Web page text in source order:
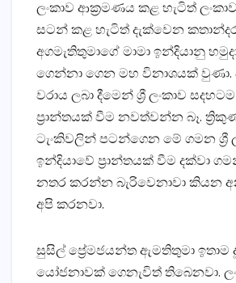
ලංකාව ආක්‍රමණය කළ හැටිත්
සටන් කළ හැටිත් දැක්‌වෙන
අගමැතිතුමාගේ මාමා ඉන්දියානු
ගෙන්නා ගෙන මහ විනාශයක්‌ වුණා.
වරාය ලබා දීමෙන් ශ්‍රී ලංකාව
ප්‍රාන්තයක්‌ වීම නවත්වන්න බෑ.
ටැංකිවලින් පටන්ගෙන මේ ගමන ශ්‍රී
ඉන්දියාවේ ප්‍රාන්තයක්‌ වීම දක්‌වා
නතර කරන්න බැරිවෙනාවා කියන
අපි කරනවා.
සුසිල් ප්‍රේමජයන්ත ඇමතිතුමා ඉතාම
යෝජනාවක්‌ ගෙනැවිත් තිබෙනවා.